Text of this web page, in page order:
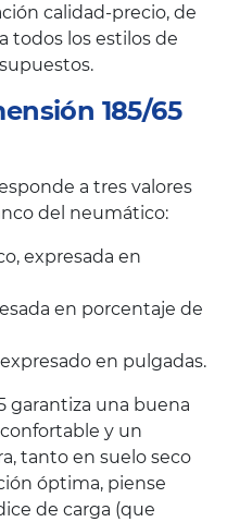
calidad-precio, de
todos los estilos de
185/65
a tres valores
del neumático:
expresada en
en porcentaje de
en pulgadas.
garantiza una buena
y un
tanto en suelo seco
óptima, piense
de carga (que